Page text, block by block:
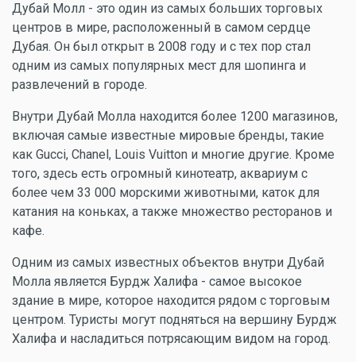
Дубай Молл - это один из самых больших торговых
центров в мире, расположенный в самом сердце
Дубая. Он был открыт в 2008 году и с тех пор стал
одним из самых популярных мест для шопинга и
развлечений в городе.
Внутри Дубай Молла находится более 1200 магазинов,
включая самые известные мировые бренды, такие
как Gucci, Chanel, Louis Vuitton и многие другие. Кроме
того, здесь есть огромный кинотеатр, аквариум с
более чем 33 000 морскими животными, каток для
катания на коньках, а также множество ресторанов и
кафе.
Одним из самых известных объектов внутри Дубай
Молла является Бурдж Халифа - самое высокое
здание в мире, которое находится рядом с торговым
центром. Туристы могут подняться на вершину Бурдж
Халифа и насладиться потрясающим видом на город.